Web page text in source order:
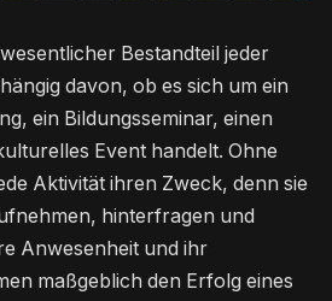
Bestandteil jeder
davon, ob es sich um ein
ein Bildungsseminar, einen
Event handelt. Ohne
Aktivität ihren Zweck, denn sie
hinterfragen und
Anwesenheit und ihr
maßgeblich den Erfolg eines